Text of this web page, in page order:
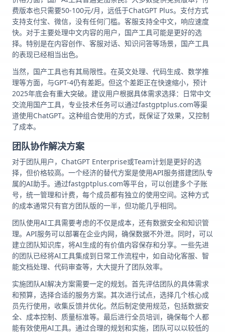
费版本也只需要50-100元/月，远低于ChatGPT Plus。支付方式
支持支付宝、微信，没有任何门槛。客服支持全中文，响应速度
快。对于主要处理中文内容的用户，国产工具可能是更好的选
择。特别是在内容创作、客服对话、知识问答等场景，国产工具
的表现已经相当出色。
当然，国产工具也有其局限性。在英文处理、代码生成、数学推
理等方面，与GPT-4仍有差距。但这个差距正在快速缩小，预计
2025年底会有重大突破。建议用户根据具体需求选择：日常中文
交流用国产工具，专业技术任务可以通过fastgptplus.com等渠
道使用ChatGPT。这种组合使用的方式，既保证了效果，又控制
了成本。
团队协作解决方案
对于团队用户，ChatGPT Enterprise或Team计划是更好的选
择，但价格较高。一个经济的替代方案是使用API服务搭建团队专
属的AI助手。通过fastgptplus.com等平台，可以创建多个子账
号，统一管理和计费，每个成员都有独立的使用空间。这种方式
的成本通常只有官方团队版的一半，但功能几乎相同。
团队使用AI工具需要考虑的不仅是成本，还有数据安全和知识管
理。API服务可以部署在企业内网，确保数据不外泄。同时，可以
建立团队知识库，将AI生成的有价值内容保存和分享。一些先进
的团队已经将AI工具集成到日常工作流程中，如自动化客服、智
能文档处理、代码审查等，大大提升了团队效率。
实施团队AI解决方案需要一定的规划。首先评估团队的具体需求
和预算，选择合适的服务方案。其次进行试点，选择几个核心成
员先行使用，收集反馈并优化。然后制定使用规范，包括数据安
全、成本控制、质量标准等。最后进行全员培训，确保每个人都
能有效使用AI工具。通过合理的规划和实施，团队可以以较低的